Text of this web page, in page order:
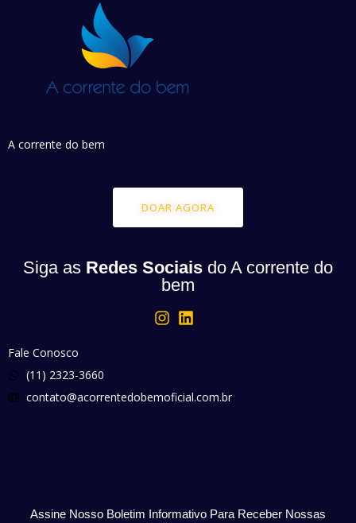
A corrente do bem
DOAR AGORA
Siga as Redes Sociais do A corrente do
bem
Fale Conosco
(11) 2323-3660
contato@acorrentedobemoficial.com.br
Assine Nosso Boletim Informativo Para Receber Nossas